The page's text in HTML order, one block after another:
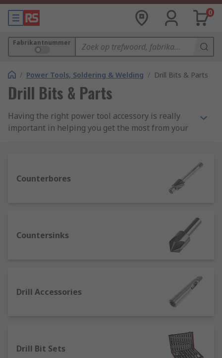
0
Fabrikantnummer
/ Power Tools, Soldering & Welding / Drill Bits & Parts
Drill Bits & Parts
Having the right power tool accessory is really
important in helping you get the most from your
bits, adapters and accessories.
We stock leading brands such as Bosch, Dormer,
When starting a job or project, it is important to
take the time to research and select a drill bit
drilling into. You can buy drill bits individually or
as drill bit sets, that contain multiple sizes. Just
Drill bits and sets
Counterbores
Countersinks
Drill Accessories
Drill Bit Sets